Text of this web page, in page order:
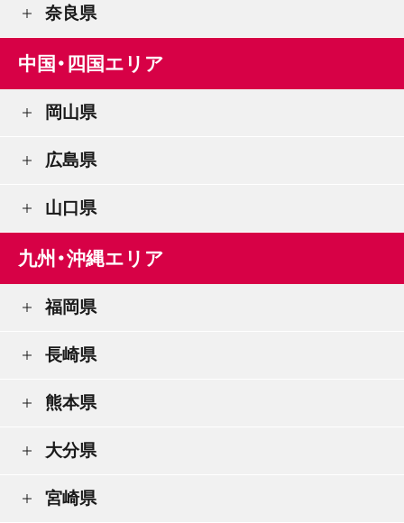
奈良県
中国・四国エリア
岡山県
広島県
山口県
九州・沖縄エリア
福岡県
長崎県
熊本県
大分県
宮崎県